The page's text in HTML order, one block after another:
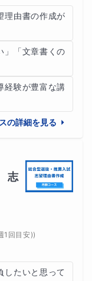
理由書の作成が
」「文章書くの
経験が豊富な講
の詳細を見る
志
1回目安))
したいと思って